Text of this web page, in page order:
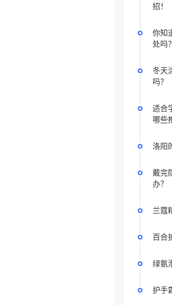
招！
你知
处吗？
冬天
吗？
适合
哪些
洛阳
戴完
办？
兰蔻
百合
绿氨
护手